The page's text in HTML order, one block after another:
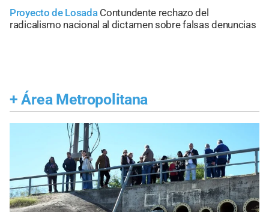
Proyecto de Losada Contundente rechazo del
radicalismo nacional al dictamen sobre falsas denuncias
+ Área Metropolitana